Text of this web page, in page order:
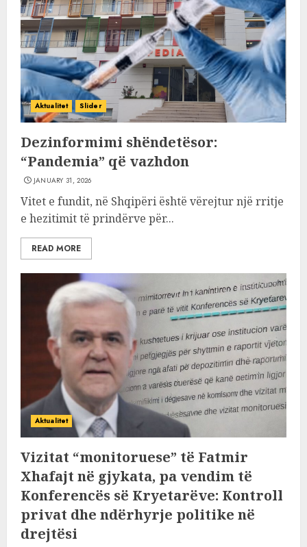
Aktualitet Slider
Dezinformimi shëndetësor:
“Pandemia” që vazhdon
JANUARY 31, 2026
Vitet e fundit, në Shqipëri është vërejtur një rritje
e hezitimit të prindërve për...
READ MORE
Aktualitet
Vizitat “monitoruese” të Fatmir
Xhafajt në gjykata, pa vendim të
Konferencës së Kryetarëve: Kontroll
privat dhe ndërhyrje politike në
drejtësi